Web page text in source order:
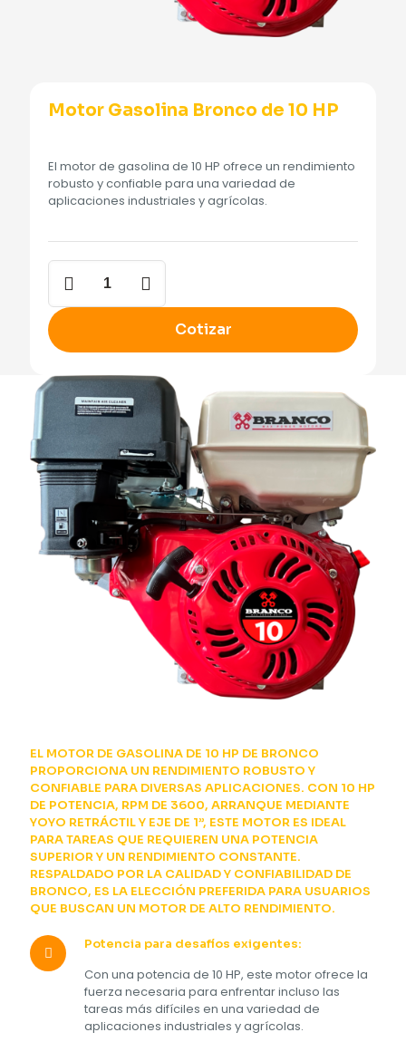
Motor Gasolina Bronco de 10 HP
El motor de gasolina de 10 HP ofrece un rendimiento
robusto y confiable para una variedad de
aplicaciones industriales y agrícolas.
Motor
Gasolina
Bronco
de
10
HP
cantidad
Cotizar
EL MOTOR DE GASOLINA DE 10 HP DE BRONCO
PROPORCIONA UN RENDIMIENTO ROBUSTO Y
CONFIABLE PARA DIVERSAS APLICACIONES. CON 10 HP
DE POTENCIA, RPM DE 3600, ARRANQUE MEDIANTE
YOYO RETRÁCTIL Y EJE DE 1”, ESTE MOTOR ES IDEAL
PARA TAREAS QUE REQUIEREN UNA POTENCIA
SUPERIOR Y UN RENDIMIENTO CONSTANTE.
RESPALDADO POR LA CALIDAD Y CONFIABILIDAD DE
BRONCO, ES LA ELECCIÓN PREFERIDA PARA USUARIOS
QUE BUSCAN UN MOTOR DE ALTO RENDIMIENTO.
Potencia para desafíos exigentes:
Con una potencia de 10 HP, este motor ofrece la
fuerza necesaria para enfrentar incluso las
tareas más difíciles en una variedad de
aplicaciones industriales y agrícolas.